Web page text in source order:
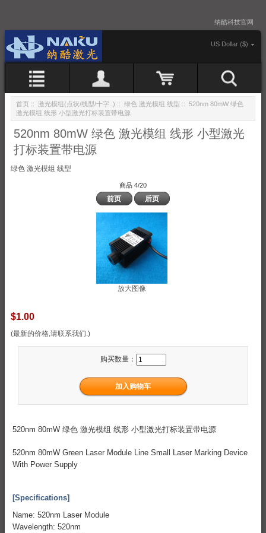
纳酷科技官网
US Dollar ($)
首页 :: 激光模组(点状/线型/十字..) :: 绿色 激光模组 线型 :: 520nm 80mW 绿色
激光模组 线形 小型激光打标装置带电源
520nm 80mW 绿色 激光模组 线形 小型激光
打标装置带电源
绿色 激光模组 线型
商品 4/20
前页 后页
放大图像
$1.00
(最新的价格,请联系我们.)
购买数量：
520nm 80mW 绿色 激光模组 线形 小型激光打标装置带电源
520nm 80mW Green Laser Module Line Small Laser Marking Device
With Power Supply
[Specifications]
Name: 520nm Laser Module
Wavelength: 520nm